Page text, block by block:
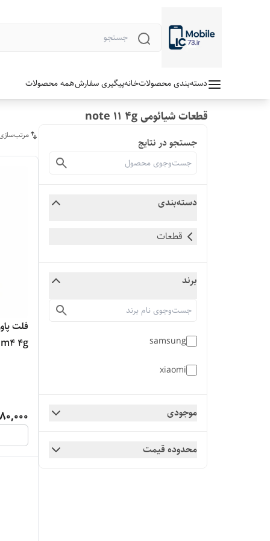
دسته‌بندی محصولاتخانهپیگیری سفارشهمه محصولات
قطعات شیائومی note 11 4g
جستجو در نتایج
دسته‌بندی
قطعات
برند
samsung
xiaomi
موجودی
محدوده قیمت
4g